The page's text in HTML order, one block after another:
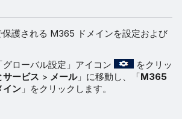
日本語
한국어
Português
中文（繁體）
続の削
護される M365 ドメインを設定および
ローバル設定」アイコン
をクリッ
サービス > メール」に移動し、「M365
イン 」をクリックします。